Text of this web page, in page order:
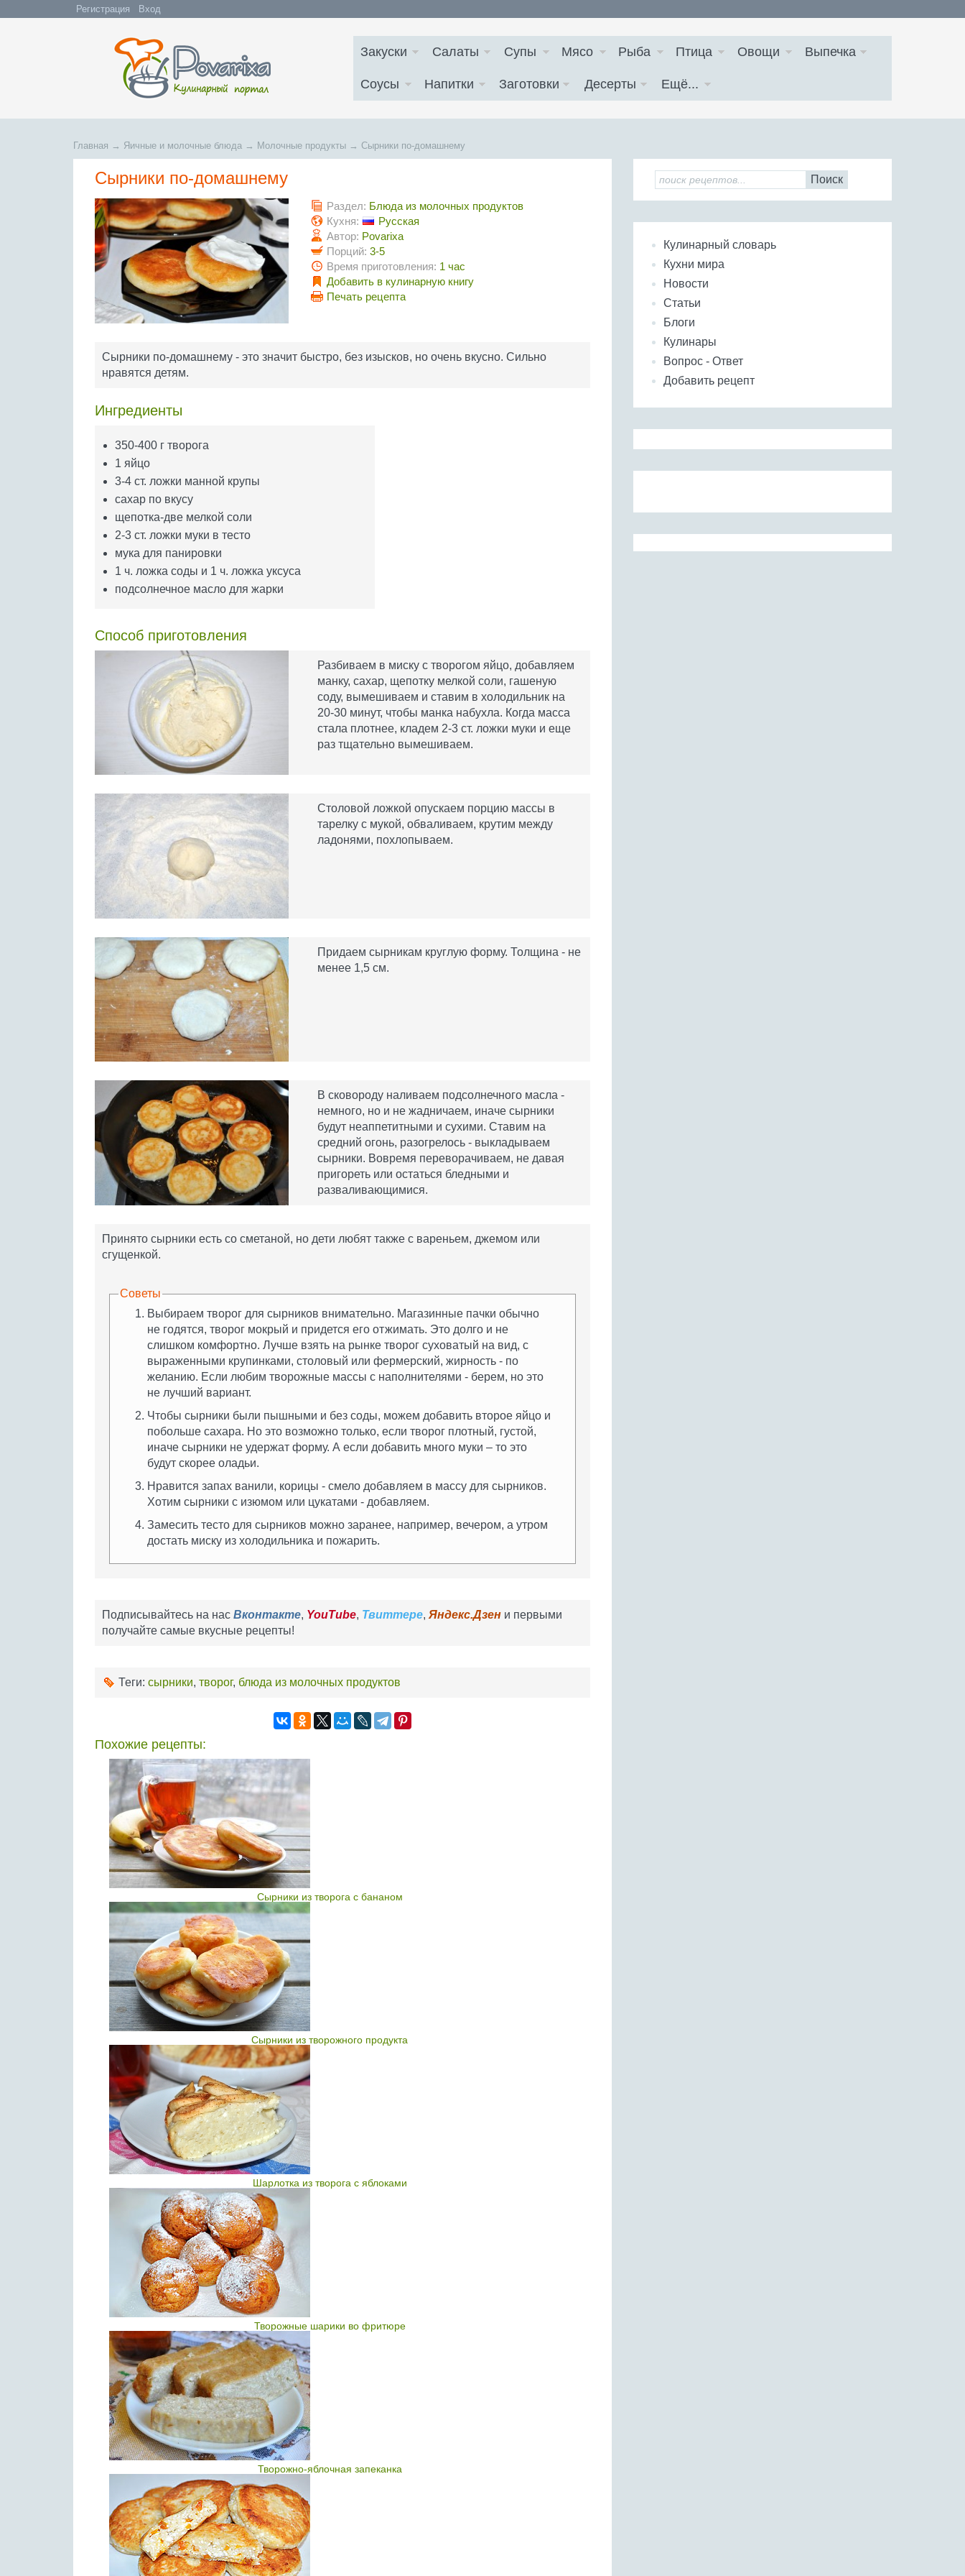
Регистрация Вход
Закуски Салаты Супы Мясо Рыба Птица Овощи Выпечка
Соусы Напитки Заготовки Десерты Ещё...
Главная → Яичные и молочные блюда → Молочные продукты → Сырники по-домашнему
Сырники по-домашнему
Раздел: Блюда из молочных продуктов
Кухня:
Русская
Автор: Povarixa
Порций: 3-5
Время приготовления: 1 час
Добавить в кулинарную книгу
Печать рецепта
Сырники по-домашнему - это значит быстро, без изысков, но очень вкусно. Сильно
нравятся детям.
Ингредиенты
350-400 г творога
1 яйцо
3-4 ст. ложки манной крупы
сахар по вкусу
щепотка-две мелкой соли
2-3 ст. ложки муки в тесто
мука для панировки
1 ч. ложка соды и 1 ч. ложка уксуса
подсолнечное масло для жарки
Способ приготовления
Разбиваем в миску с творогом яйцо, добавляем
манку, сахар, щепотку мелкой соли, гашеную
соду, вымешиваем и ставим в холодильник на
20-30 минут, чтобы манка набухла. Когда масса
стала плотнее, кладем 2-3 ст. ложки муки и еще
раз тщательно вымешиваем.
Столовой ложкой опускаем порцию массы в
тарелку с мукой, обваливаем, крутим между
ладонями, похлопываем.
Придаем сырникам круглую форму. Толщина - не
менее 1,5 см.
В сковороду наливаем подсолнечного масла -
немного, но и не жадничаем, иначе сырники
будут неаппетитными и сухими. Ставим на
средний огонь, разогрелось - выкладываем
сырники. Вовремя переворачиваем, не давая
пригореть или остаться бледными и
разваливающимися.
Принято сырники есть со сметаной, но дети любят также с вареньем, джемом или
сгущенкой.
Советы
Выбираем творог для сырников внимательно. Магазинные пачки обычно
не годятся, творог мокрый и придется его отжимать. Это долго и не
слишком комфортно. Лучше взять на рынке творог суховатый на вид, с
выраженными крупинками, столовый или фермерский, жирность - по
желанию. Если любим творожные массы с наполнителями - берем, но это
не лучший вариант.
Чтобы сырники были пышными и без соды, можем добавить второе яйцо и
побольше сахара. Но это возможно только, если творог плотный, густой,
иначе сырники не удержат форму. А если добавить много муки – то это
будут скорее оладьи.
Нравится запах ванили, корицы - смело добавляем в массу для сырников.
Хотим сырники с изюмом или цукатами - добавляем.
Замесить тесто для сырников можно заранее, например, вечером, а утром
достать миску из холодильника и пожарить.
Подписывайтесь на нас Вконтакте, YouTube, Твиттере, Яндекс.Дзен и первыми
получайте самые вкусные рецепты!
Теги: сырники, творог, блюда из молочных продуктов
Похожие рецепты:
Сырники из творога с бананом
Сырники из творожного продукта
Шарлотка из творога с яблоками
Творожные шарики во фритюре
Творожно-яблочная запеканка
Поиск
Кулинарный словарь
Кухни мира
Новости
Статьи
Блоги
Кулинары
Вопрос - Ответ
Добавить рецепт